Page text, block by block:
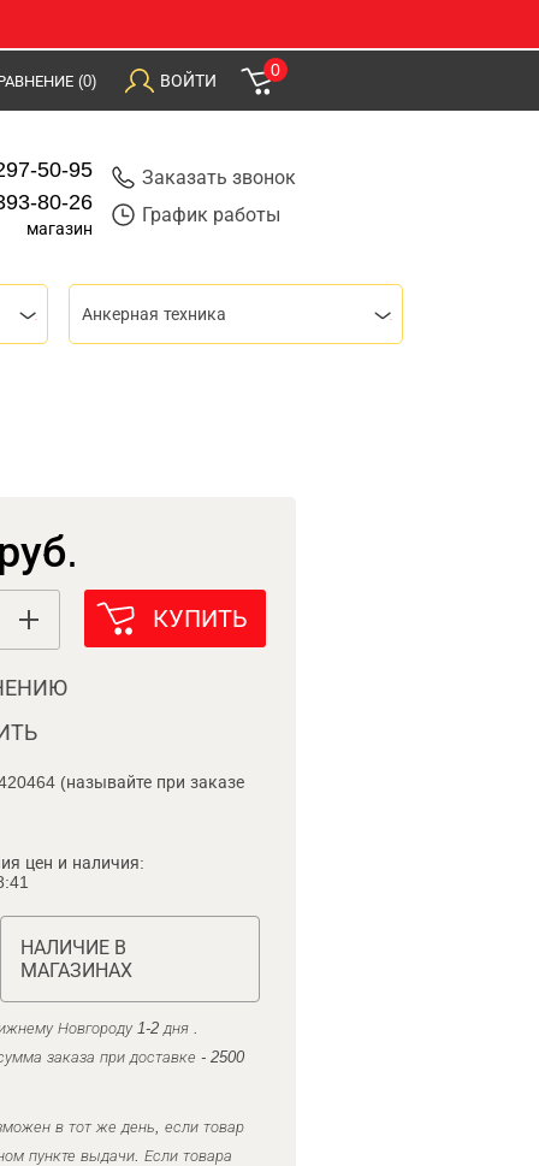
(0) ВОЙТИ
0
50-95
80-26
магазин
Заказать звонок
График работы
Анкерная техника
КУПИТЬ
(называйте при заказе
цен и наличия:
НАЛИЧИЕ В
МАГАЗИНАХ
Новгороду 1-2 дня .
заказа при доставке - 2500
в тот же день, если товар
пункте выдачи. Если товара